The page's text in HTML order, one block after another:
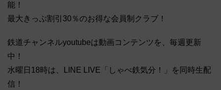
能！
最大きっぷ割引30％のお得な会員制クラブ！
鉄道チャンネルyoutubeは動画コンテンツを、毎週更新
中！
水曜日18時は、LINE LIVE「しゃべ鉄気分！」を同時生配
信！